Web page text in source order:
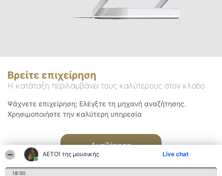
ΑΕΤΟΊ της μουσικής Live chat
18:00
Βρείτε επιχείρηση
Η κατάταξη περιλαμβάνει τους καλύτερους στον κλάδο
Ψάχνετε επιχείρηση; Ελέγξτε τη μηχανή αναζήτησης.
Χρησιμοποιήστε την καλύτερη υπηρεσία
Αναζήτηση